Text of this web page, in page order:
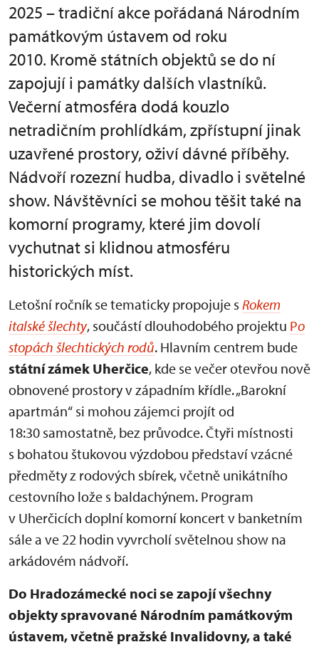
2025 – tradiční akce pořádaná Národním
památkovým ústavem od roku
2010. Kromě státních objektů se do ní
zapojují i památky dalších vlastníků.
Večerní atmosféra dodá kouzlo
netradičním prohlídkám, zpřístupní jinak
uzavřené prostory, oživí dávné příběhy.
Nádvoří rozezní hudba, divadlo i světelné
show. Návštěvníci se mohou těšit také na
komorní programy, které jim dovolí
vychutnat si klidnou atmosféru
historických míst.
Letošní ročník se tematicky propojuje s Rokem
italské šlechty, součástí dlouhodobého projektu Po
stopách šlechtických rodů. Hlavním centrem bude
státní zámek Uherčice, kde se večer otevřou nově
obnovené prostory v západním křídle. „Barokní
apartmán“ si mohou zájemci projít od
18:30 samostatně, bez průvodce. Čtyři místnosti
s bohatou štukovou výzdobou představí vzácné
předměty z rodových sbírek, včetně unikátního
cestovního lože s baldachýnem. Program
v Uherčicích doplní komorní koncert v banketním
sále a ve 22 hodin vyvrcholí světelnou show na
arkádovém nádvoří.
Do Hradozámecké noci se zapojí všechny
objekty spravované Národním památkovým
ústavem, včetně pražské Invalidovny, a také